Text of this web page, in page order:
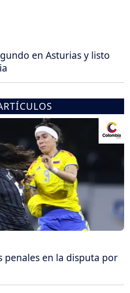
en Asturias y listo
penales en la disputa por